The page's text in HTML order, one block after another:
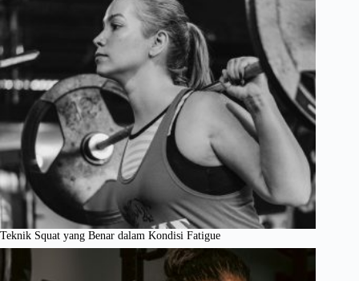
Teknik Squat yang Benar dalam Kondisi Fatigue